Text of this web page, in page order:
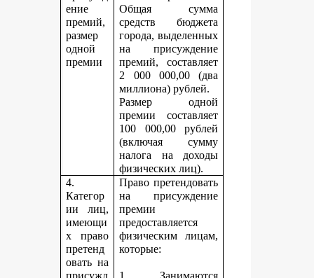
ение
премий,
размер
одной
премии
Общая сумма
средств бюджета
города, выделенных
на присуждение
премий, составляет
2 000 000,00 (два
миллиона) рублей.
Размер одной
премии составляет
100 000,00 рублей
(включая сумму
налога на доходы
физических лиц).
4.
Категор
ии лиц,
имеющи
х право
претенд
овать на
присужд
Право претендовать
на присуждение
премии
предоставляется
физическим лицам,
которые:
1. Занимаются